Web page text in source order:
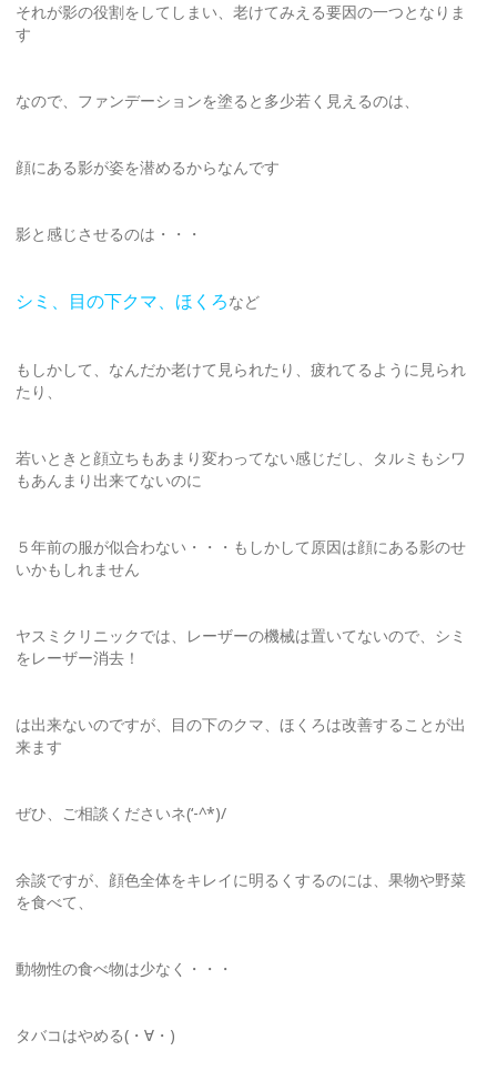
それが影の役割をしてしまい、老けてみえる要因の一つとなりま
す
なので、ファンデーションを塗ると多少若く見えるのは、
顔にある影が姿を潜めるからなんです
影と感じさせるのは・・・
シミ、目の下クマ、ほくろなど
もしかして、なんだか老けて見られたり、疲れてるように見られ
たり、
若いときと顔立ちもあまり変わってない感じだし、タルミもシワ
もあんまり出来てないのに
５年前の服が似合わない・・・もしかして原因は顔にある影のせ
いかもしれません
ヤスミクリニックでは、レーザーの機械は置いてないので、シミ
をレーザー消去！
は出来ないのですが、目の下のクマ、ほくろは改善することが出
来ます
ぜひ、ご相談くださいネ(‘-^*)/
余談ですが、顔色全体をキレイに明るくするのには、果物や野菜
を食べて、
動物性の食べ物は少なく・・・
タバコはやめる(・∀・)